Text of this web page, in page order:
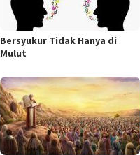
Bersyukur Tidak Hanya di
Mulut